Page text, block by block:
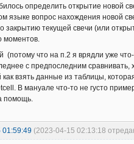
определить открытие новой
языке вопрос нахождения новой
закрытию текущей свечи (или
моментов.
(потому что на п.2 я врядли уже
с предпоследним сравнивать,
как взять данные из таблицы,
В мануале что-то не густо
помощь.
01:59:49 (2023-04-15 02:13:18